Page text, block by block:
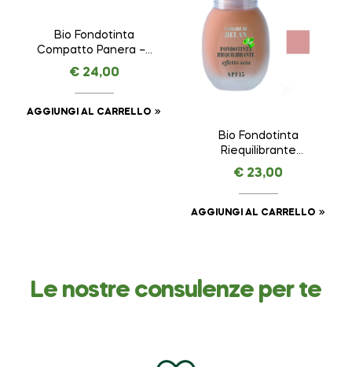
Bio Fondotinta
Compatto Panera – I
COLORI DI HELAN –
VISO da 8 ml
€24,00
AGGIUNGI AL CARRELLO
Bio Fondotinta
Riequilibrante
Coriandolo – I
COLORI DI HELAN –
VISO da 30 ml
€ 23,00
AGGIUNGI AL CARRELLO
Le nostre consulenze per te